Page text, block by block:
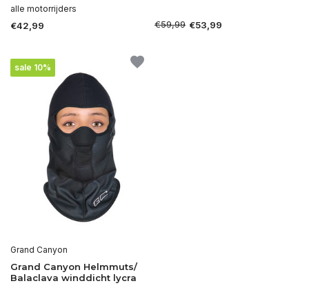
alle motorrijders
€42,99 €59,99 €53,99
sale 10%
Grand Canyon
Grand Canyon Helmmuts/
Balaclava winddicht lycra